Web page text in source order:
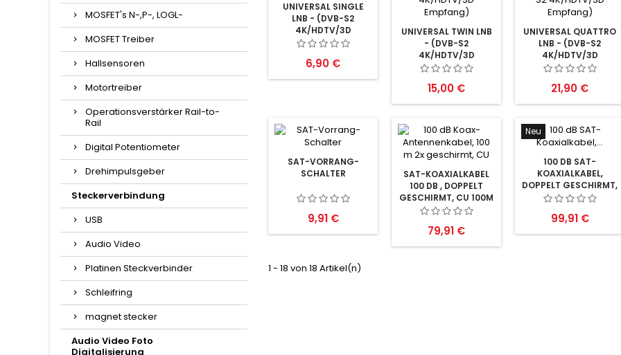
MOSFET's N-,P-, LOGL-
MOSFET Treiber
Hallsensoren
Motortreiber
Operationsverstärker Rail-to-
Rail
Digital Potentiometer
Drehimpulsgeber
Steckerverbindung
USB
Audio Video
Platinen Steckverbinder
Schleifring
magnet stecker
Audio Video Foto
Digitalisierung
UNIVERSAL SINGLE
LNB - (DVB-S2
4K/HDTV/3D
EMPFANG)
Preis
6,90 €
UNIVERSAL TWIN LNB
- (DVB-S2
4K/HDTV/3D
EMPFANG)
Preis
15,00 €
UNIVERSAL QUATTRO
LNB - (DVB-S2
4K/HDTV/3D
EMPFANG)
Preis
21,90 €
SAT-VORRANG-
SCHALTER
Preis
9,91 €
SAT-KOAXIALKABEL
100 DB , DOPPELT
GESCHIRMT, CU 100M
Preis
79,91 €
Neu
100 DB SAT-
KOAXIALKABEL,
DOPPELT GESCHIRMT,
CCS
Preis
99,91 €
1 - 18 von 18 Artikel(n)